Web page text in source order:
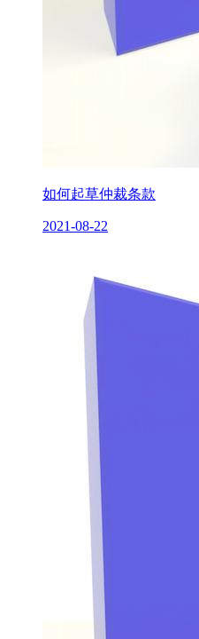
如何起草仲裁条款
2021-08-22